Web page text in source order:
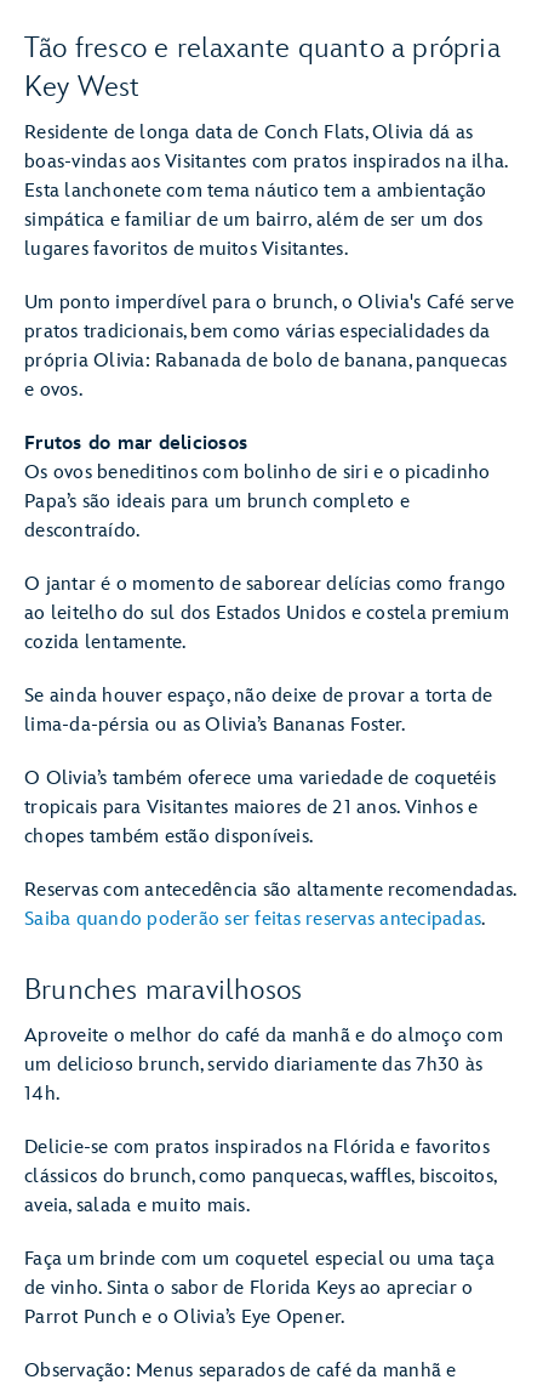
Tão fresco e relaxante quanto a própria
Key West
Residente de longa data de Conch Flats, Olivia dá as
boas-vindas aos Visitantes com pratos inspirados na ilha.
Esta lanchonete com tema náutico tem a ambientação
simpática e familiar de um bairro, além de ser um dos
lugares favoritos de muitos Visitantes.
Um ponto imperdível para o brunch, o Olivia's Café serve
pratos tradicionais, bem como várias especialidades da
própria Olivia: Rabanada de bolo de banana, panquecas
e ovos.
Frutos do mar deliciosos
Os ovos beneditinos com bolinho de siri e o picadinho
Papa’s são ideais para um brunch completo e
descontraído.
O jantar é o momento de saborear delícias como frango
ao leitelho do sul dos Estados Unidos e costela premium
cozida lentamente.
Se ainda houver espaço, não deixe de provar a torta de
lima-da-pérsia ou as Olivia’s Bananas Foster.
O Olivia’s também oferece uma variedade de coquetéis
tropicais para Visitantes maiores de 21 anos. Vinhos e
chopes também estão disponíveis.
Reservas com antecedência são altamente recomendadas.
Saiba quando poderão ser feitas reservas antecipadas.
Brunches maravilhosos
Aproveite o melhor do café da manhã e do almoço com
um delicioso brunch, servido diariamente das 7h30 às
14h.
Delicie-se com pratos inspirados na Flórida e favoritos
clássicos do brunch, como panquecas, waffles, biscoitos,
aveia, salada e muito mais.
Faça um brinde com um coquetel especial ou uma taça
de vinho. Sinta o sabor de Florida Keys ao apreciar o
Parrot Punch e o Olivia’s Eye Opener.
Observação: Menus separados de café da manhã e